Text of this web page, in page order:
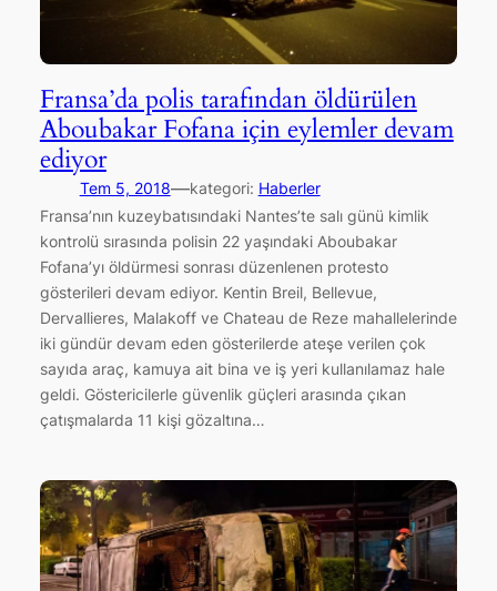
Fransa’da polis tarafından öldürülen
Aboubakar Fofana için eylemler devam
ediyor
Tem 5, 2018—kategori: Haberler
Fransa’nın kuzeybatısındaki Nantes’te salı günü kimlik
kontrolü sırasında polisin 22 yaşındaki Aboubakar
Fofana’yı öldürmesi sonrası düzenlenen protesto
gösterileri devam ediyor. Kentin Breil, Bellevue,
Dervallieres, Malakoff ve Chateau de Reze mahallelerinde
iki gündür devam eden gösterilerde ateşe verilen çok
sayıda araç, kamuya ait bina ve iş yeri kullanılamaz hale
geldi. Göstericilerle güvenlik güçleri arasında çıkan
çatışmalarda 11 kişi gözaltına…